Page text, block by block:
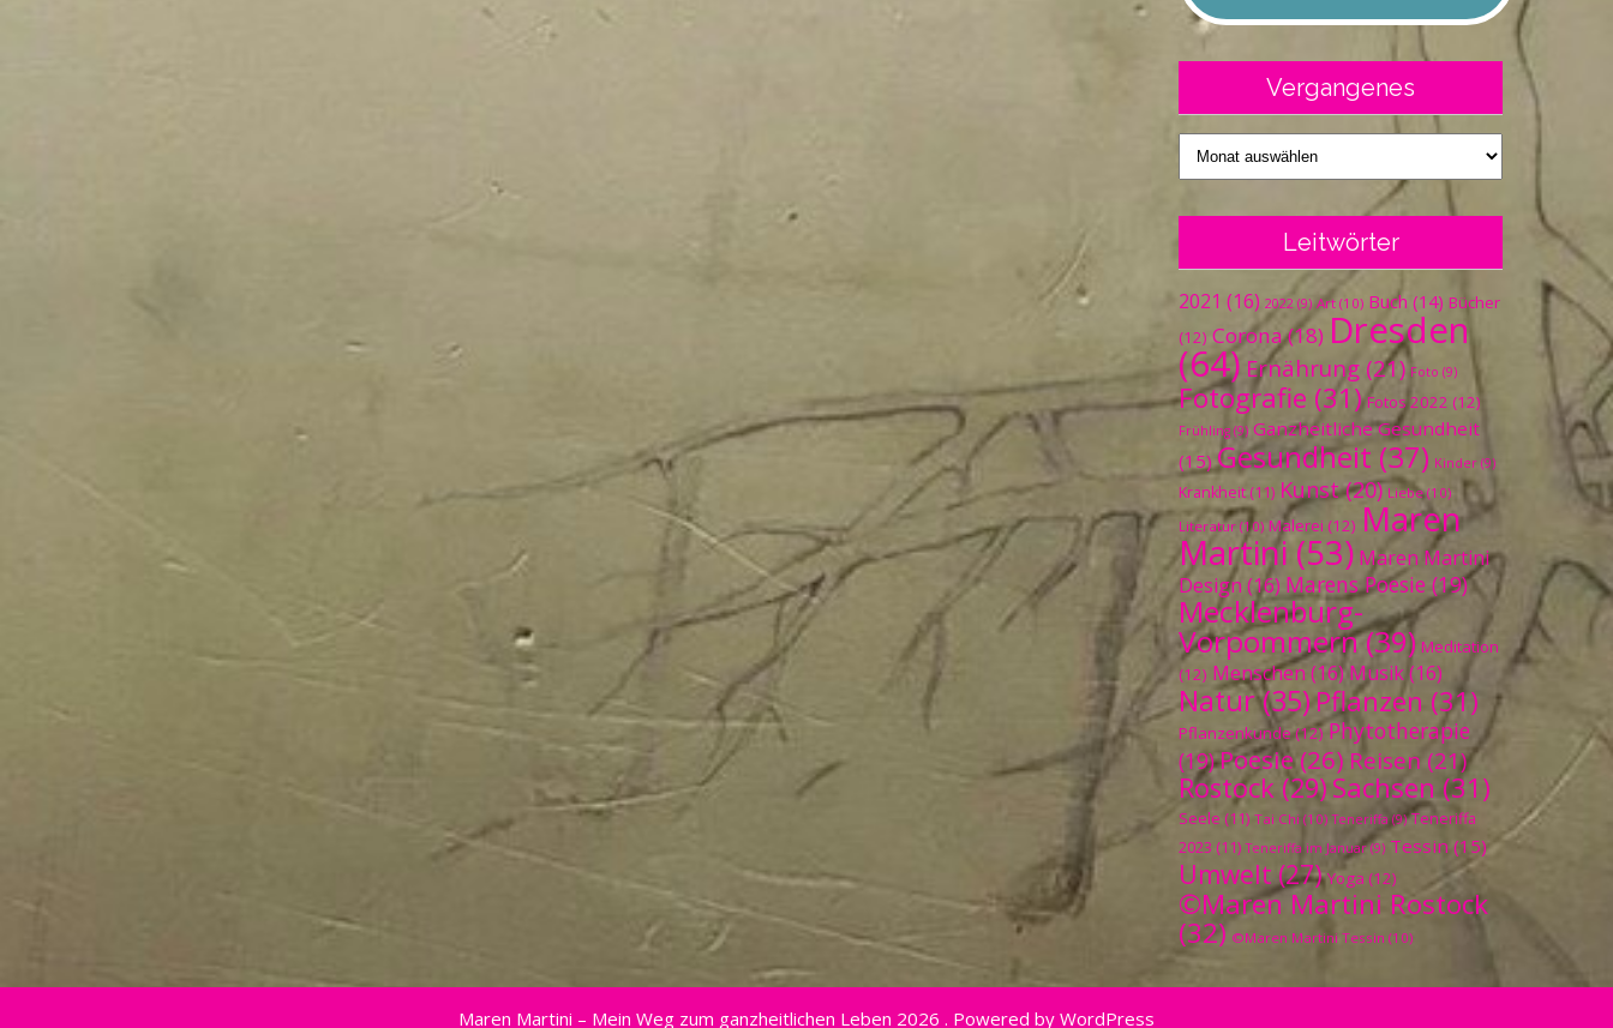
Vergangenes
Vergangenes
Leitwörter
2021 (16) 2022 (9) Art (10) Buch (14) Bücher
(12) Corona(18) Dresden
(64) Ernährung (21) Foto (9)
Fotografie (31) Fotos 2022 (12)
Frühling (9) Ganzheitliche Gesundheit
(15) Gesundheit (37) Kinder (9)
Krankheit (11) Kunst(20) Liebe(10)
Literatur (10) Malerei (12) Maren
Martini(53) Maren Martini
Design (16) Marens Poesie (19)
Mecklenburg-
Vorpommern(39) Meditation
(12) Menschen (16) Musik(16)
Natur(35)Pflanzen (31)
Pflanzenkunde(12) Phytotherapie
(19)Poesie(26) Reisen(21)
Rostock (29) Sachsen (31)
Seele (11) Tai Chi (10) Teneriffa (9) Teneriffa
2023 (11) Teneriffa im Januar(9) Tessin (15)
Umwelt (27) Yoga (12)
©Maren Martini Rostock
(32) ©Maren Martini Tessin (10)
Maren Martini – Mein Weg zum ganzheitlichen Leben 2026 . Powered by WordPress